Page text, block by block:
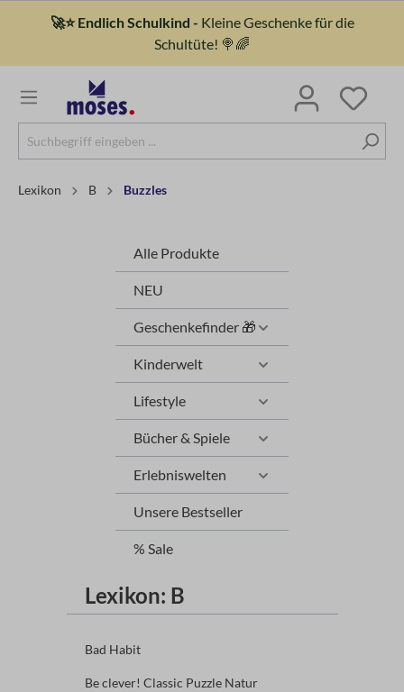
🚀⭐ Endlich Schulkind - Kleine Geschenke für die
Schultüte! 🍭🌈
Lexikon B Buzzles
Alle Produkte
NEU
Geschenkefinder 🎁
Kinderwelt
Lifestyle
Bücher & Spiele
Erlebniswelten
Unsere Bestseller
% Sale
Lexikon: B
Bad Habit
Be clever! Classic Puzzle Natur